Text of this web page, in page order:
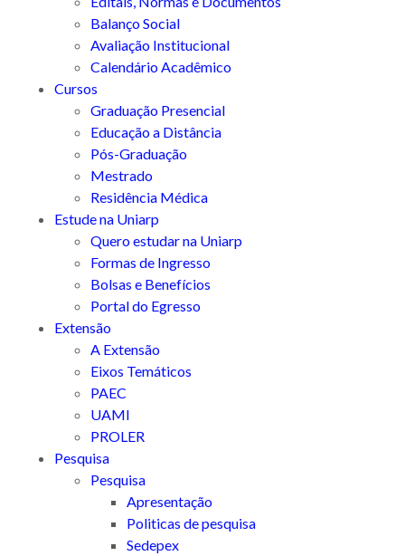
Balanço Social
Avaliação Institucional
Calendário Acadêmico
Cursos
Graduação Presencial
Educação a Distância
Pós-Graduação
Mestrado
Residência Médica
Estude na Uniarp
Quero estudar na Uniarp
Formas de Ingresso
Bolsas e Benefícios
Portal do Egresso
Extensão
A Extensão
Eixos Temáticos
PAEC
UAMI
PROLER
Pesquisa
Pesquisa
Apresentação
Politicas de pesquisa
Sedepex